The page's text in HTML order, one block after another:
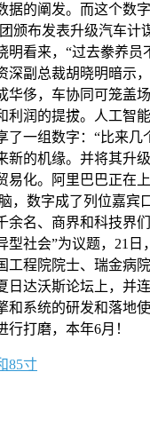
据的阐发。而这个数
颁布发表升级汽车计
明看来，“过去豢养员
深副总裁胡晓明暗示
华侈，车协同可笼盖
利润的提拔。人工智
了一组数字：“比来几
新的机缘。并将其升
易化。阿里巴巴正在
，数字成了列位嘉宾
余名、商界和科技界
型社会”为议题，21日
工程院院士、瑞金病
日达沃斯论坛上，并
和系统的研发和落地
打磨，本年6月！
85寸